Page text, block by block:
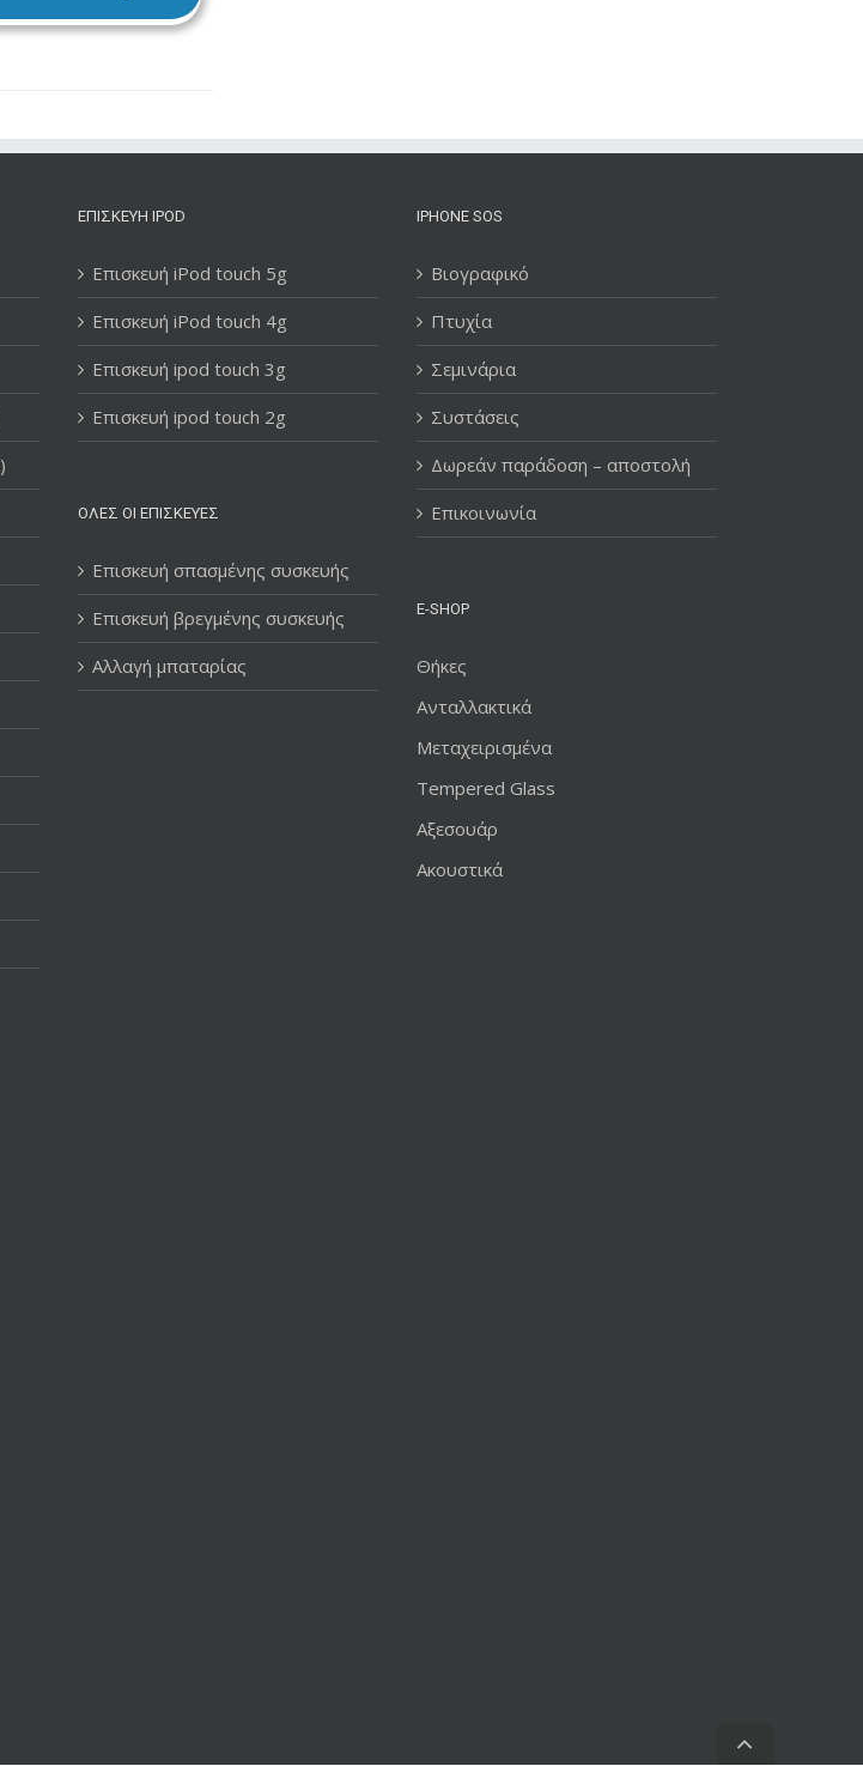
ΕΠΙΣΚΕΥΉ IPOD
Επισκευή iPod touch 5g
Επισκευή iPod touch 4g
Επισκευή ipod touch 3g
Επισκευή ipod touch 2g
ΌΛΕΣ ΟΙ ΕΠΙΣΚΕΥΈΣ
Επισκευή σπασμένης συσκευής
Επισκευή βρεγμένης συσκευής
Αλλαγή μπαταρίας
IPHONE SOS
Βιογραφικό
Πτυχία
Σεμινάρια
Συστάσεις
Δωρεάν παράδοση – αποστολή
Επικοινωνία
E-SHOP
Θήκες
Ανταλλακτικά
Μεταχειρισμένα
Tempered Glass
Αξεσουάρ
Ακουστικά